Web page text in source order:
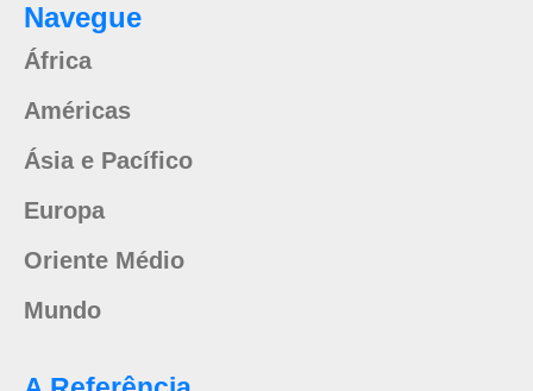
Navegue
África
Américas
Ásia e Pacífico
Europa
Oriente Médio
Mundo